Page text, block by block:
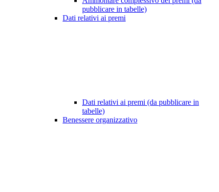
pubblicare in tabelle)
Dati relativi ai premi
Dati relativi ai premi (da pubblicare in
tabelle)
Benessere organizzativo